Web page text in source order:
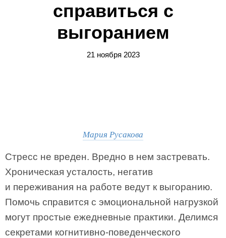
справиться с
выгоранием
21 ноября 2023
Мария Русакова
Стресс не вреден. Вредно в нем застревать.
Хроническая усталость, негатив
и переживания на работе ведут к выгоранию.
Помочь справится с эмоциональной нагрузкой
могут простые ежедневные практики. Делимся
секретами когнитивно-поведенческого